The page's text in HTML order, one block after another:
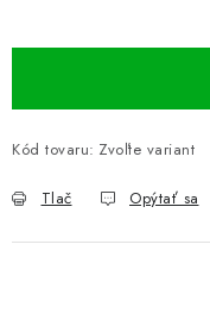
Kód tovaru: Zvoľte variant
Tlač Opýtať sa